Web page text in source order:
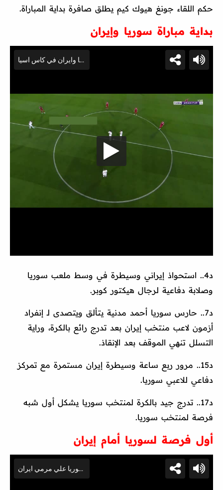
حكم اللقاء جونغ هيوك كيم يطلق صافرة بداية المباراة.
بداية مباراة سوريا وإيران
د4.. استحواذ إيراني وسيطرة في وسط ملعب سوريا
وصلابة دفاعية لرجال هيكتور كوبر.
د7.. حارس سوريا أحمد مدنية يتألق ويتصدى لـ إنفراد
أزمون لاعب منتخب إيران بعد تدرج رائع بالكرة، وراية
التسلل تنهي الموقف بعد الإنقاذ.
د15.. مرور ربع ساعة وسيطرة إيران مستمرة مع تمركز
دفاعي للاعبي سوريا.
د17.. تدرج جيد بالكرة لمنتخب سوريا يشكل أول شبه
فرصة لمنتخب سوريا.
أول فرصة لسوريا أمام إيران